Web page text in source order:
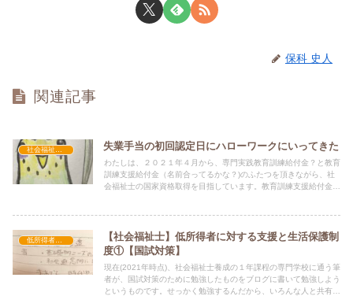
保科 史人
関連記事
失業手当の初回認定日にハローワークにいってきた
わたしは、２０２１年４月から、専門実践教育訓練給付金？と教育
訓練支援給付金（名前合ってるかな？)のふたつを頂きながら、社
会福祉士の国家資格取得を目指しています。教育訓練支援給付金の
【社会福祉士】低所得者に対する支援と生活保護制
度①【国試対策】
現在(2021年時点)、社会福祉士養成の１年課程の専門学校に通う筆
者が、国試対策のために勉強したものをブログに書いて勉強しよう
というものです。せっかく勉強するんだから、いろんな人と共有し